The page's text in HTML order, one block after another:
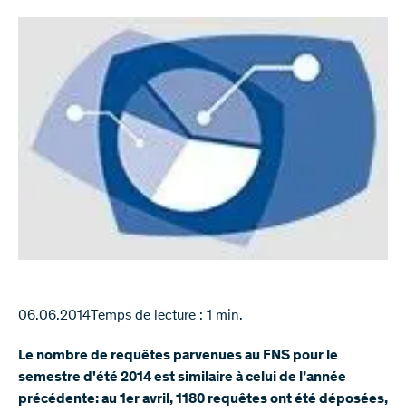
06.06.2014 Temps de lecture : 1 min.
Le nombre de requêtes parvenues au FNS pour le
semestre d'été 2014 est similaire à celui de l’année
précédente: au 1er avril, 1180 requêtes ont été déposées,